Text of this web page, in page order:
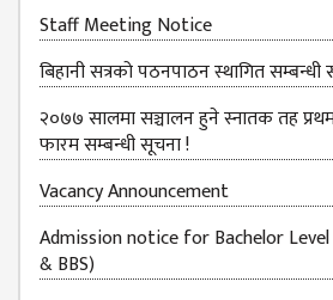
EVENT
CALENDAR
KMC
ACADEMIC
CALENDAR
CAREERS
COUNSELING
INTERNSHIP
Staff Meeting Notice
बिहानी सत्रको पठनपाठन स्थागित सम्बन्धी
२०७७ सालमा सञ्चालन हुने स्नातक तह
फारम सम्बन्धी सूचना !
Vacancy Announcement
Admission notice for Bachelor Level
& BBS)